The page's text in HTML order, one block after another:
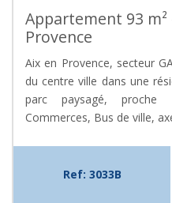
Appartement 93 m²
Provence
Aix en Provence, secteur
du centre ville dans une
parc paysagé,
Commerces, Bus de ville,
Ref: 3033B